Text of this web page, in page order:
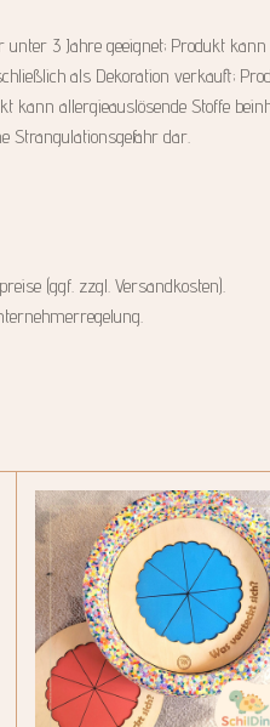
3 Jahre geeignet; Produkt kann
als Dekoration verkauft;
kann allergieauslösende Stoffe
Strangulationsgefahr dar.
(ggf. zzgl. Versandkosten).